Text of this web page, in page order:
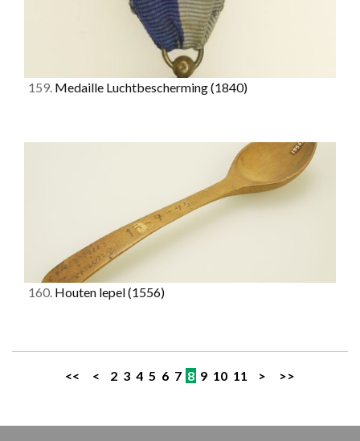
159. Medaille Luchtbescherming(1840)
160. Houten lepel(1556)
<< < 2 3 4 5 6 7 8 9 10 11 > >>